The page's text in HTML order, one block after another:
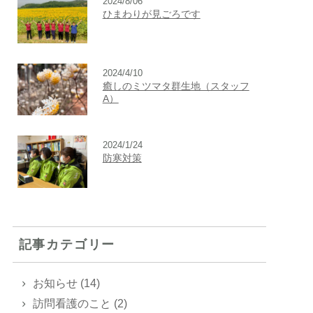
ひまわりが見ごろです
2024/4/10
癒しのミツマタ群生地（スタッフ
A）
2024/1/24
防寒対策
記事カテゴリー
お知らせ (14)
訪問看護のこと (2)